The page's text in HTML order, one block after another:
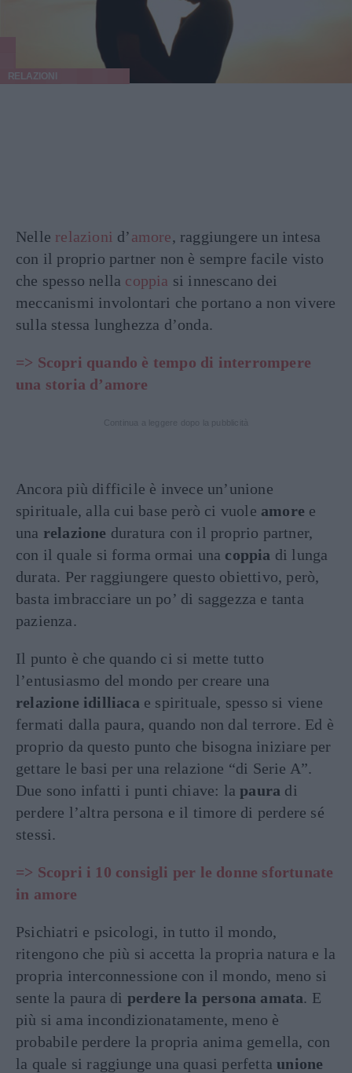
RELAZIONI
Nelle relazioni d’amore, raggiungere un intesa
con il proprio partner non è sempre facile visto
che spesso nella coppia si innescano dei
meccanismi involontari che portano a non vivere
sulla stessa lunghezza d’onda.
=> Scopri quando è tempo di interrompere
una storia d’amore
Ancora più difficile è invece un’unione
spirituale, alla cui base però ci vuole amore e
una relazione duratura con il proprio partner,
con il quale si forma ormai una coppia di lunga
durata. Per raggiungere questo obiettivo, però,
basta imbracciare un po’ di saggezza e tanta
pazienza.
Il punto è che quando ci si mette tutto
l’entusiasmo del mondo per creare una
relazione idilliaca e spirituale, spesso si viene
fermati dalla paura, quando non dal terrore. Ed è
proprio da questo punto che bisogna iniziare per
gettare le basi per una relazione “di Serie A”.
Due sono infatti i punti chiave: lapaura di
perdere l’altra persona e il timore di perdere sé
stessi.
=> Scopri i 10 consigli per le donne sfortunate
in amore
Psichiatri e psicologi, in tutto il mondo,
ritengono che più si accetta la propria natura e la
propria interconnessione con il mondo, meno si
sente la paura di perdere la persona amata. E
più si ama incondizionatamente, meno è
probabile perdere la propria anima gemella, con
la quale si raggiunge una quasi perfettaunione